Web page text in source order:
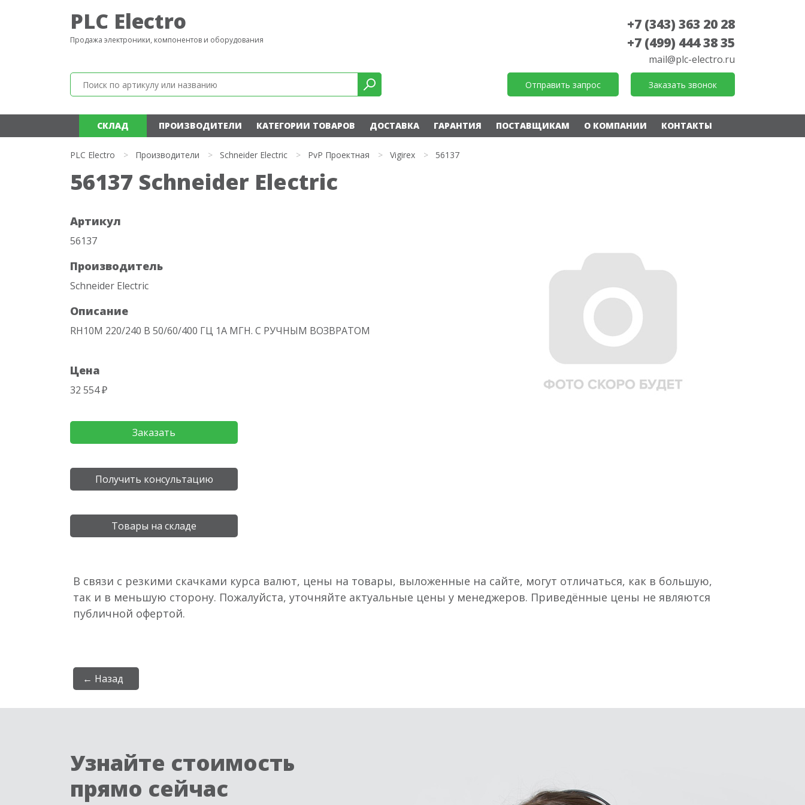
PLC Electro
Продажа электроники, компонентов и оборудования
+7 (343) 363 20 28
+7 (499) 444 38 35
mail@plc-electro.ru
Отправить запрос Заказать звонок
СКЛАД ПРОИЗВОДИТЕЛИ КАТЕГОРИИ ТОВАРОВ ДОСТАВКА ГАРАНТИЯ ПОСТАВЩИКАМ О КОМПАНИИ КОНТАКТЫ
PLC Electro > Производители > Schneider Electric > PvP Проектная > Vigirex > 56137
56137 Schneider Electric
Артикул
56137
Производитель
Schneider Electric
Описание
RH10M 220/240 В 50/60/400 ГЦ 1A МГН. С РУЧНЫМ ВОЗВРАТОМ
Цена
32 554 ₽
Заказать
Получить консультацию
Товары на складе
В связи с резкими скачками курса валют, цены на товары, выложенные на сайте, могут отличаться, как в большую,
так и в меньшую сторону. Пожалуйста, уточняйте актуальные цены у менеджеров. Приведённые цены не являются
публичной офертой.
← Назад
Узнайте стоимость
прямо сейчас